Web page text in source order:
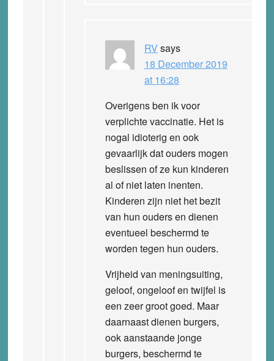
RV says
18 December 2019
at 16:28
Overigens ben ik voor
verplichte vaccinatie. Het is
nogal idioterig en ook
gevaarlijk dat ouders mogen
beslissen of ze kun kinderen
al of niet laten inenten.
Kinderen zijn niet het bezit
van hun ouders en dienen
eventueel beschermd te
worden tegen hun ouders.
Vrijheid van meningsuiting,
geloof, ongeloof en twijfel is
een zeer groot goed. Maar
daarnaast dienen burgers,
ook aanstaande jonge
burgers, beschermd te